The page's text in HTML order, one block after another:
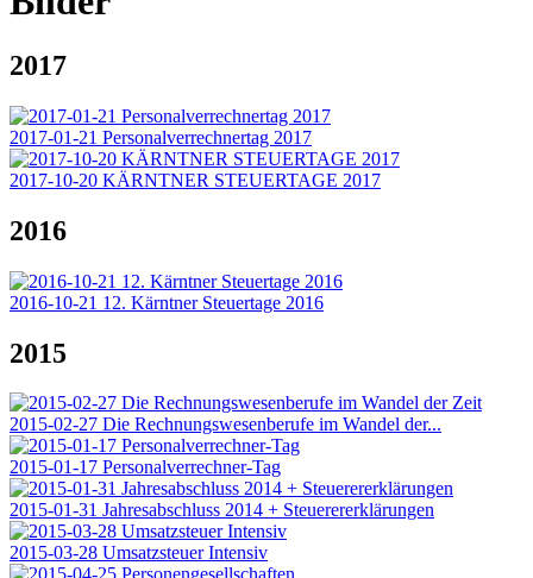
2017
2017-01-21 Personalverrechnertag 2017
2017-10-20 KÄRNTNER STEUERTAGE 2017
2016
2016-10-21 12. Kärntner Steuertage 2016
2015
2015-02-27 Die Rechnungswesenberufe im Wandel der...
2015-01-17 Personalverrechner-Tag
2015-01-31 Jahresabschluss 2014 + Steuerererklärungen
2015-03-28 Umsatzsteuer Intensiv